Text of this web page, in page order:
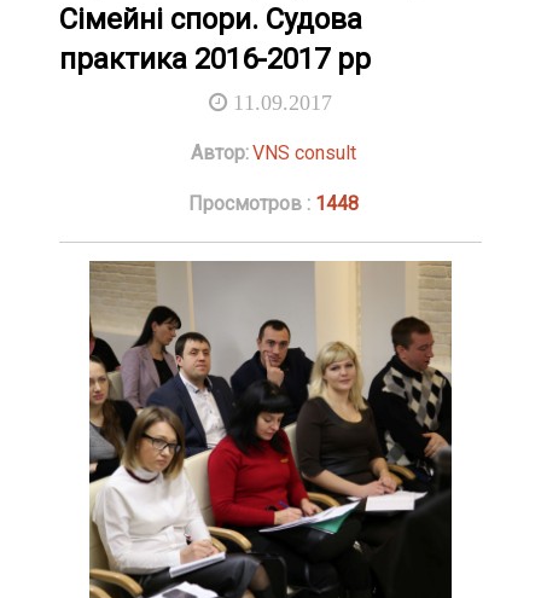
Сімейні спори. Судова
практика 2016-2017 рр
11.09.2017
Автор:VNS consult
Просмотров : 1448